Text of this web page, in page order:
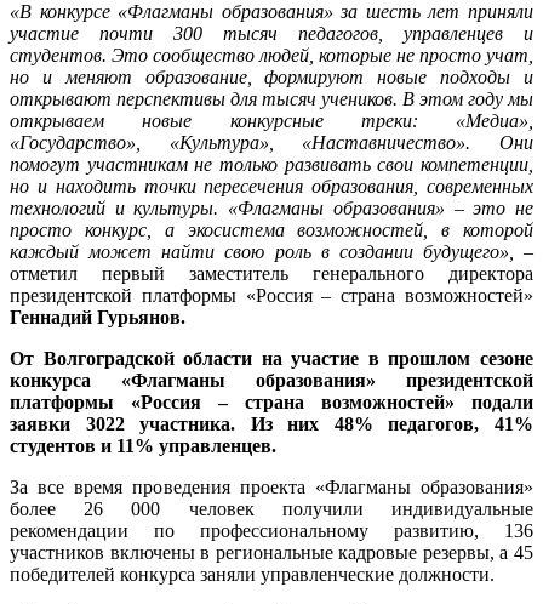
«В конкурсе «Флагманы образования» за шесть лет приняли
участие почти 300 тысяч педагогов, управленцев и
студентов. Это сообщество людей, которые не просто учат,
но и меняют образование, формируют новые подходы и
открывают перспективы для тысяч учеников. В этом году мы
открываем новые конкурсные треки: «Медиа»,
«Государство», «Культура», «Наставничество». Они
помогут участникам не только развивать свои компетенции,
но и находить точки пересечения образования, современных
технологий и культуры. «Флагманы образования» – это не
просто конкурс, а экосистема возможностей, в которой
каждый может найти свою роль в создании будущего»,
–
отметил первый заместитель генерального директора
президентской платформы «Россия – страна возможностей»
Геннадий Гурьянов.
От Волгоградской области на участие в прошлом сезоне
конкурса «Флагманы образования» президентской
платформы «Россия – страна возможностей» подали
заявки 3022 участника. Из них 48% педагогов, 41%
студентов и 11% управленцев.
За все время проведения проекта «Флагманы образования»
более 26 000 человек получили индивидуальные
рекомендации по профессиональному развитию, 136
участников включены в региональные кадровые резервы, а 45
победителей конкурса заняли управленческие должности.